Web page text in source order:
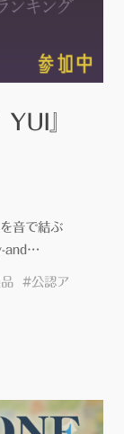
』
音で結ぶ
and…
#公認ア